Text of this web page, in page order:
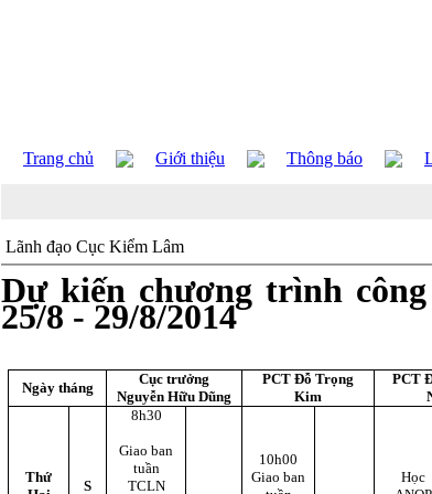
Trang chủ Giới thiệu Thông báo
Lãnh đạo Cục Kiểm Lâm
Dự kiến chương trình
25/8 - 29/8/2014
Ngày tháng
Cục trưởng
Nguyễn Hữu Dũng
PCT Đỗ Trọng
Kim
PCT
Thứ
S
8h30
Giao ban
tuần
TCLN
10h00
Giao ban
Học